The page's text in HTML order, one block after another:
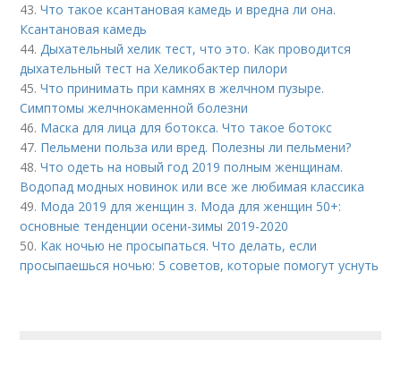
43.Что такое ксантановая камедь и вредна ли она.
Ксантановая камедь
44.Дыхательный хелик тест, что это. Как проводится
дыхательный тест на Хеликобактер пилори
45.Что принимать при камнях в желчном пузыре.
Симптомы желчнокаменной болезни
46. Маска для лица для ботокса. Что такое ботокс
47. Пельмени польза или вред. Полезны ли пельмени?
48.Что одеть на новый год 2019 полным женщинам.
Водопад модных новинок или все же любимая классика
49. Мода 2019 для женщин з. Мода для женщин 50+:
основные тенденции осени-зимы 2019-2020
50. Как ночью не просыпаться. Что делать, если
просыпаешься ночью: 5 советов, которые помогут уснуть